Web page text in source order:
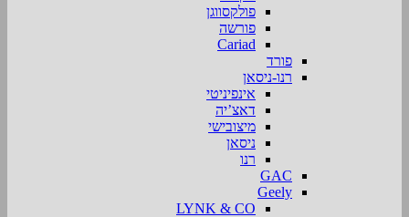
פולקסווגן
פורשה
Cariad
פורד
רנו-ניסאן
אינפיניטי
דאצ’יה
מיצובישי
ניסאן
רנו
GAC
Geely
LYNK & CO